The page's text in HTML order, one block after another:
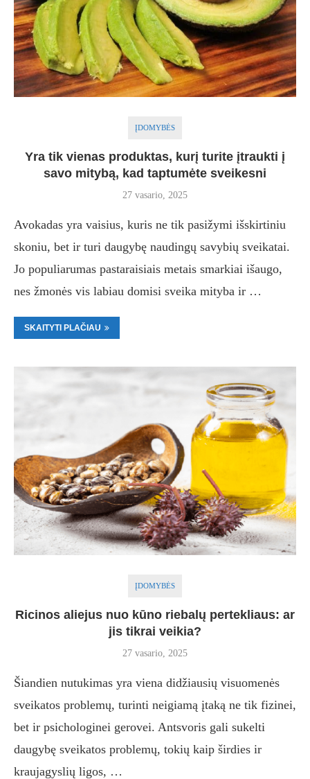
ĮDOMYBĖS
Yra tik vienas produktas, kurį turite įtraukti į
savo mitybą, kad taptumėte sveikesni
27 vasario, 2025
Avokadas yra vaisius, kuris ne tik pasižymi išskirtiniu
skoniu, bet ir turi daugybę naudingų savybių sveikatai.
Jo populiarumas pastaraisiais metais smarkiai išaugo,
nes žmonės vis labiau domisi sveika mityba ir …
SKAITYTI PLAČIAU
ĮDOMYBĖS
Ricinos aliejus nuo kūno riebalų pertekliaus: ar
jis tikrai veikia?
27 vasario, 2025
Šiandien nutukimas yra viena didžiausių visuomenės
sveikatos problemų, turinti neigiamą įtaką ne tik fizinei,
bet ir psichologinei gerovei. Antsvoris gali sukelti
daugybę sveikatos problemų, tokių kaip širdies ir
kraujagyslių ligos, …